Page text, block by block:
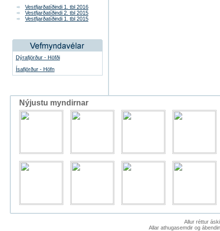
Vestfjarðatíðindi 1. tbl 2016
Vestfjarðatíðindi 2. tbl 2015
Vestfjarðatíðindi 1. tbl 2015
Dýrafjörður - Höfði
Ísafjörður - Höfn
Nýjustu myndirnar
Allur réttur
Allar athugasemdir og